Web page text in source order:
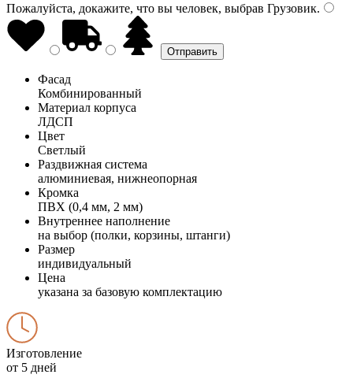
Пожалуйста, докажите, что вы человек, выбрав Грузовик.
Фасад
Комбинированный
Материал корпуса
ЛДСП
Цвет
Светлый
Раздвижная система
алюминиевая, нижнеопорная
Кромка
ПВХ (0,4 мм, 2 мм)
Внутреннее наполнение
на выбор (полки, корзины, штанги)
Размер
индивидуальный
Цена
указана за базовую комплектацию
Изготовление
от 5 дней